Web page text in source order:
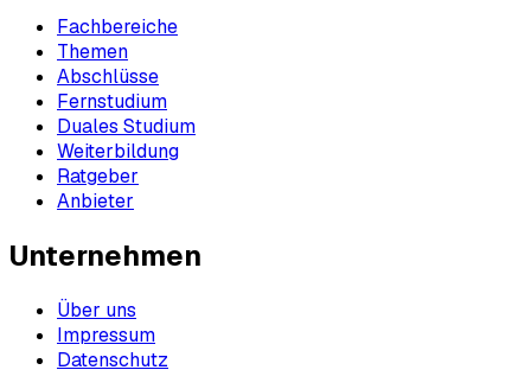
Fachbereiche
Themen
Abschlüsse
Fernstudium
Duales Studium
Weiterbildung
Ratgeber
Anbieter
Unternehmen
Über uns
Impressum
Datenschutz